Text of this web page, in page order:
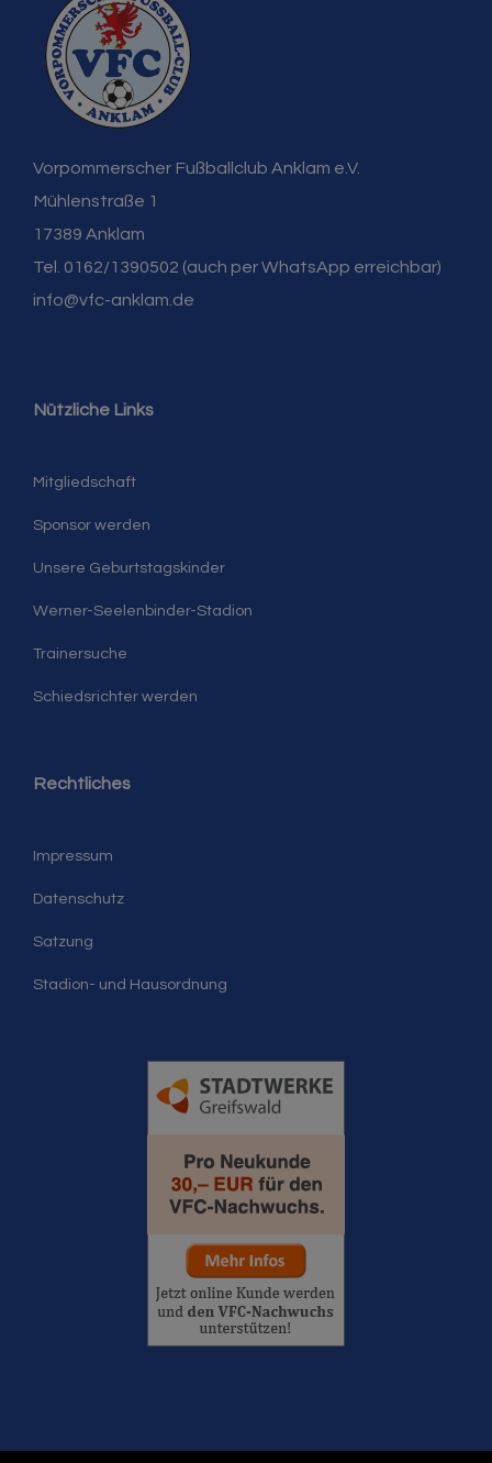
Vorpommerscher Fußballclub Anklam e.V.
Mühlenstraße 1
17389 Anklam
Tel. 0162/1390502 (auch per WhatsApp erreichbar)
info@vfc-anklam.de
Nützliche Links
Mitgliedschaft
Sponsor werden
Unsere Geburtstagskinder
Werner-Seelenbinder-Stadion
Trainersuche
Schiedsrichter werden
Rechtliches
Impressum
Datenschutz
Satzung
Stadion- und Hausordnung